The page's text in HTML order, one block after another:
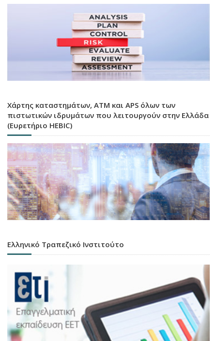
Χάρτης καταστημάτων, ATM και APS όλων των
πιστωτικών ιδρυμάτων που λειτουργούν στην Ελλάδα
(Ευρετήριο HEBIC)
Ελληνικό Τραπεζικό Ινστιτούτο